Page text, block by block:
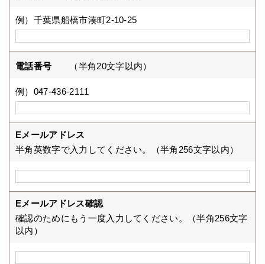
例）千葉県船橋市湊町2-10-25
電話番号 （半角20文字以内）
例）047-436-2111
Eメールアドレス
半角英数字で入力してください。（半角256文字以内）
Eメールアドレス確認
確認のためにもう一度入力してください。（半角256文字
以内）